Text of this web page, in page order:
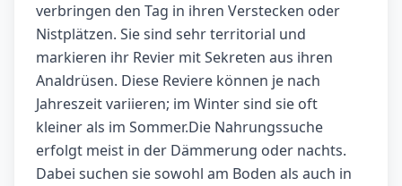
verbringen den Tag in ihren Verstecken oder
Nistplätzen. Sie sind sehr territorial und
markieren ihr Revier mit Sekreten aus ihren
Analdrüsen. Diese Reviere können je nach
Jahreszeit variieren; im Winter sind sie oft
kleiner als im Sommer.Die Nahrungssuche
erfolgt meist in der Dämmerung oder nachts.
Dabei suchen sie sowohl am Boden als auch in